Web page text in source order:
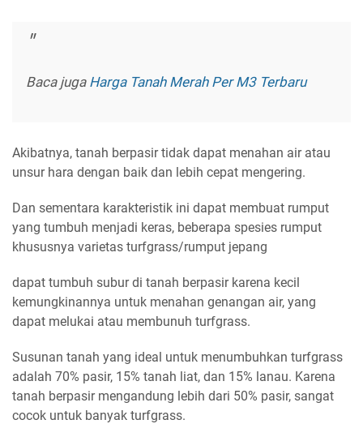
Baca juga Harga Tanah Merah Per M3 Terbaru
Akibatnya, tanah berpasir tidak dapat menahan air atau
unsur hara dengan baik dan lebih cepat mengering.
Dan sementara karakteristik ini dapat membuat rumput
yang tumbuh menjadi keras, beberapa spesies rumput
khususnya varietas turfgrass/rumput jepang
dapat tumbuh subur di tanah berpasir karena kecil
kemungkinannya untuk menahan genangan air, yang
dapat melukai atau membunuh turfgrass.
Susunan tanah yang ideal untuk menumbuhkan turfgrass
adalah 70% pasir, 15% tanah liat, dan 15% lanau. Karena
tanah berpasir mengandung lebih dari 50% pasir, sangat
cocok untuk banyak turfgrass.